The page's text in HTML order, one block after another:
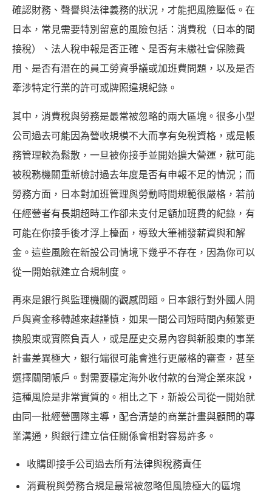
確認財務、聲譽與法律義務的狀況，才能把風險壓低。在
日本，常見需要特別留意的風險包括：消費稅（日本的間
接稅）、法人稅申報是否正確、是否有未繳社會保險費
用、是否有潛在的員工勞資爭議或加班費問題，以及是否
牽涉特定行業的許可或牌照違規紀錄。
其中，消費稅與勞務是最常被忽略的兩大區塊。很多小型
公司過去可能因為營收規模不大而享有免稅資格，或是帳
務管理較為鬆散，一旦被你接手並開始擴大營運，就可能
被稅務機關重新檢討過去年度是否有申報不足的情況；而
勞務方面，日本對加班管理與勞動時間規範很嚴格，若前
任經營者有長期超時工作卻未支付足額加班費的紀錄，有
可能在你接手後才浮上檯面，導致大筆補發薪資與和解
金。這些風險在新設公司情境下幾乎不存在，因為你可以
從一開始就建立合規制度。
再來是銀行與監理機關的觀感問題。日本銀行對外國人開
戶與資金移轉越來越謹慎，如果一間公司短時間內頻繁更
換股東或實際負責人，或是歷史交易內容與新股東的事業
計畫差異極大，銀行端很可能會進行更嚴格的審查，甚至
選擇關閉帳戶。對需要穩定海外收付款的台灣企業來說，
這種風險是非常實質的。相比之下，新設公司從一開始就
由同一批經營團隊主導，配合清楚的商業計畫與顧問的專
業溝通，與銀行建立信任關係會相對容易許多。
收購即接手公司過去所有法律與稅務責任
消費稅與勞務合規是最常被忽略但風險極大的區塊